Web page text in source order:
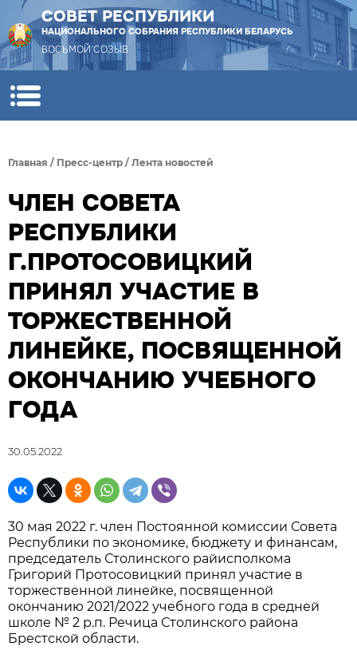
СОВЕТ РЕСПУБЛИКИ
НАЦИОНАЛЬНОГО СОБРАНИЯ РЕСПУБЛИКИ БЕЛАРУСЬ
ВОСЬМОЙ СОЗЫВ
Главная / Пресс-центр / Лента новостей
ЧЛЕН СОВЕТА
РЕСПУБЛИКИ
Г.ПРОТОСОВИЦКИЙ
ПРИНЯЛ УЧАСТИЕ В
ТОРЖЕСТВЕННОЙ
ЛИНЕЙКЕ, ПОСВЯЩЕННОЙ
ОКОНЧАНИЮ УЧЕБНОГО
ГОДА
30.05.2022
30 мая 2022 г. член Постоянной комиссии Совета
Республики по экономике, бюджету и финансам,
председатель Столинского райисполкома
Григорий Протосовицкий принял участие в
торжественной линейке, посвященной
окончанию 2021/2022 учебного года в средней
школе № 2 р.п. Речица Столинского района
Брестской области.